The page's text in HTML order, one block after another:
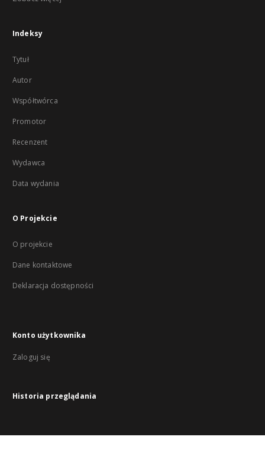
Indeksy
Tytuł
Autor
Współtwórca
Promotor
Recenzent
Wydawca
Data wydania
O Projekcie
O projekcie
Dane kontaktowe
Deklaracja dostępności
Konto użytkownika
Zaloguj się
Historia przeglądania